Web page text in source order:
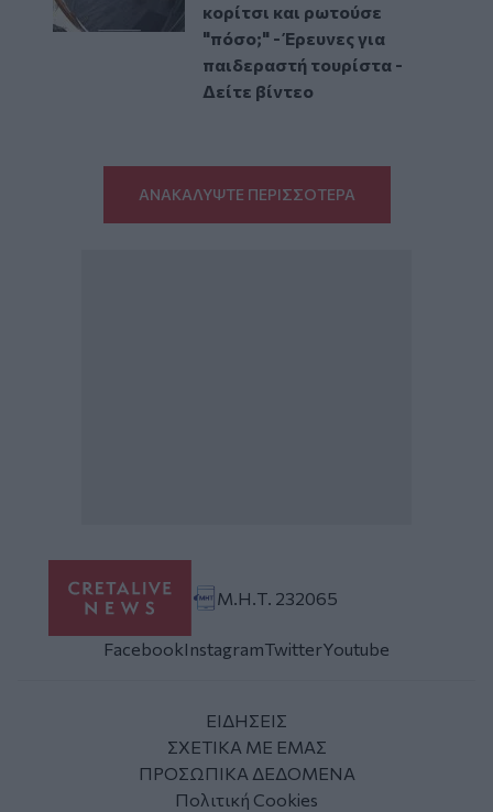
κορίτσι και ρωτούσε
"πόσο;" - Έρευνες για
παιδεραστή τουρίστα -
Δείτε βίντεο
ΑΝΑΚΑΛΥΨΤΕ ΠΕΡΙΣΣΟΤΕΡΑ
Μ.Η.Τ. 232065
FacebookInstagramTwitterYoutube
ΕΙΔΗΣΕΙΣ
ΣΧΕΤΙΚΑ ΜΕ ΕΜΑΣ
ΠΡΟΣΩΠΙΚΑ ΔΕΔΟΜΕΝΑ
Πολιτική Cookies